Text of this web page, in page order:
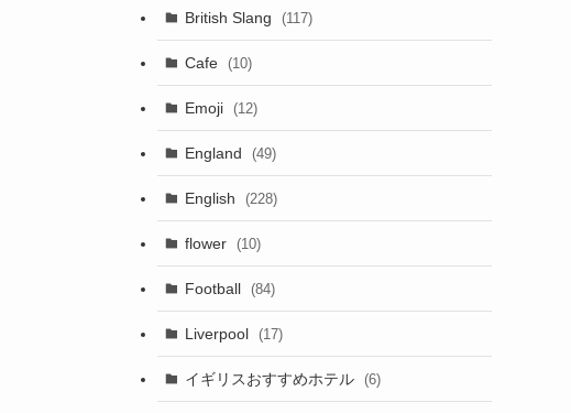
British Slang (117)
Cafe (10)
Emoji (12)
England (49)
English (228)
flower (10)
Football (84)
Liverpool (17)
イギリスおすすめホテル (6)